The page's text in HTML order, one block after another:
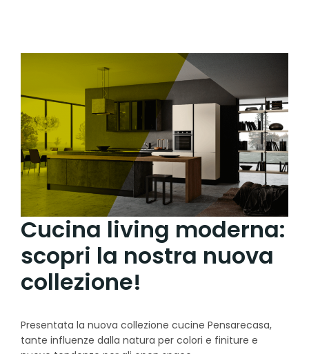
Cucina living moderna:
scopri la nostra nuova
collezione!
Presentata la nuova collezione cucine Pensarecasa,
tante influenze dalla natura per colori e finiture e